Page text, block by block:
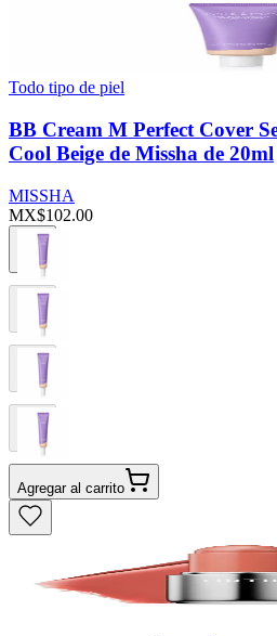
Todo tipo de piel
BB Cream M Perfect Cover
Cool Beige de Missha de 20ml
MISSHA
MX$102.00
Agregar al carrito